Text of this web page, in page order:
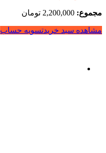
مجموع: 2,200,000 تومان
مشاهده سبد خریدتسویه حساب